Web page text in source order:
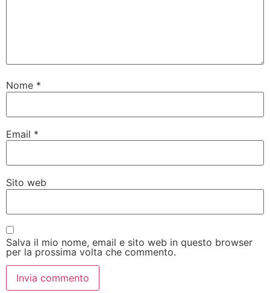
Nome *
Email *
Sito web
Salva il mio nome, email e sito web in questo browser
per la prossima volta che commento.